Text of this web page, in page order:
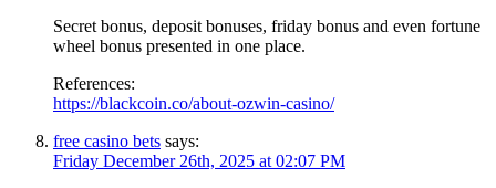
Secret bonus, deposit bonuses, friday bonus and even fortune
wheel bonus presented in one place.
References:
https://blackcoin.co/about-ozwin-casino/
free casino bets says:
Friday December 26th, 2025 at 02:07 PM